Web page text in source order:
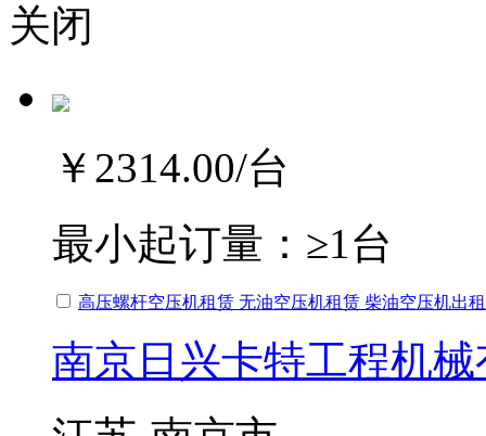
关闭
￥2314.00/台
最小起订量： ≥1台
高压螺杆空压机租赁 无油空压机租赁 柴油空压机出租
南京日兴卡特工程机